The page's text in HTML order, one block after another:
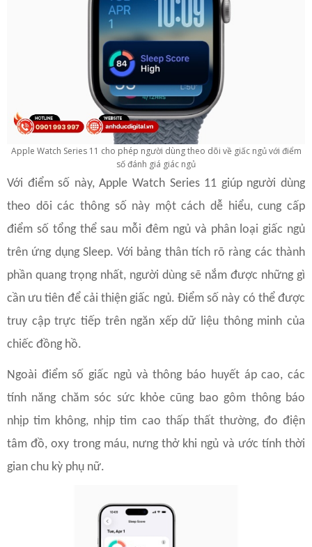
Apple Watch Series 11 cho phép người dùng theo dõi về giấc ngủ với điểm
số đánh giá giác ngủ
Với điểm số này, Apple Watch Series 11 giúp người dùng
theo dõi các thông số này một cách dễ hiểu, cung cấp
điểm số tổng thể sau mỗi đêm ngủ và phân loại giấc ngủ
trên ứng dụng Sleep. Với bảng thân tích rõ ràng các thành
phần quang trọng nhất, người dùng sẽ nắm được những gì
cần ưu tiên để cải thiện giấc ngủ. Điểm số này có thể được
truy cập trực tiếp trên ngăn xếp dữ liệu thông minh của
chiếc đồng hồ.
Ngoài điểm số giấc ngủ và thông báo huyết áp cao, các
tính năng chăm sóc sức khỏe cũng bao gôm thông báo
nhịp tim không, nhịp tim cao thấp thất thường, đo điện
tâm đồ, oxy trong máu, nưng thở khi ngủ và ước tính thời
gian chu kỳ phụ nữ.